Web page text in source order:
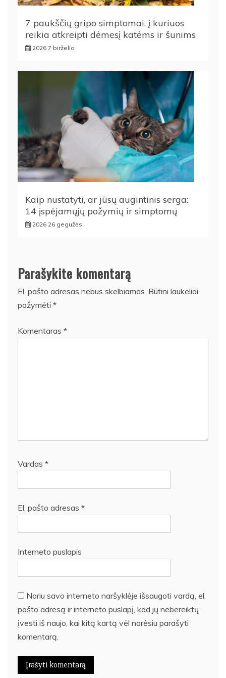
7 paukščių gripo simptomai, į kuriuos
reikia atkreipti dėmesį katėms ir šunims
2026 7 birželio
Kaip nustatyti, ar jūsų augintinis serga:
14 įspėjamųjų požymių ir simptomų
2026 26 gegužės
Parašykite komentarą
El. pašto adresas nebus skelbiamas. Būtini laukeliai
pažymėti *
Komentaras *
Vardas *
El. pašto adresas *
Interneto puslapis
Noriu savo interneto naršyklėje išsaugoti vardą, el.
pašto adresą ir interneto puslapį, kad jų nebereiktų
įvesti iš naujo, kai kitą kartą vėl norėsiu parašyti
komentarą.